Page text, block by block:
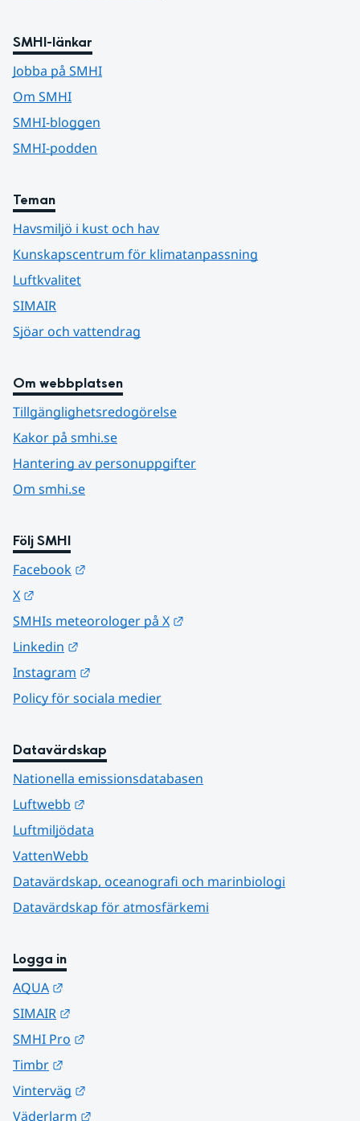
SMHI-länkar
Jobba på SMHI
Om SMHI
SMHI-bloggen
SMHI-podden
Teman
Havsmiljö i kust och hav
Kunskapscentrum för klimatanpassning
Luftkvalitet
SIMAIR
Sjöar och vattendrag
Om webbplatsen
Tillgänglighetsredogörelse
Kakor på smhi.se
Hantering av personuppgifter
Om smhi.se
Följ SMHI
Facebook
X
SMHIs meteorologer på X
Linkedin
Instagram
Policy för sociala medier
Datavärdskap
Nationella emissionsdatabasen
Luftwebb
Luftmiljödata
VattenWebb
Datavärdskap, oceanografi och marinbiologi
Datavärdskap för atmosfärkemi
Logga in
AQUA
SIMAIR
SMHI Pro
Timbr
Vinterväg
Väderlarm